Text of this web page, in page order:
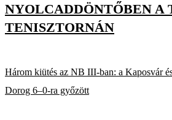
NYOLCADDÖNTŐBEN A
TENISZTORNÁN
Három kiütés az NB III-ban: a Kaposvár
Dorog 6–0-ra győzött